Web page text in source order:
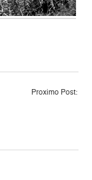
Proximo Post: